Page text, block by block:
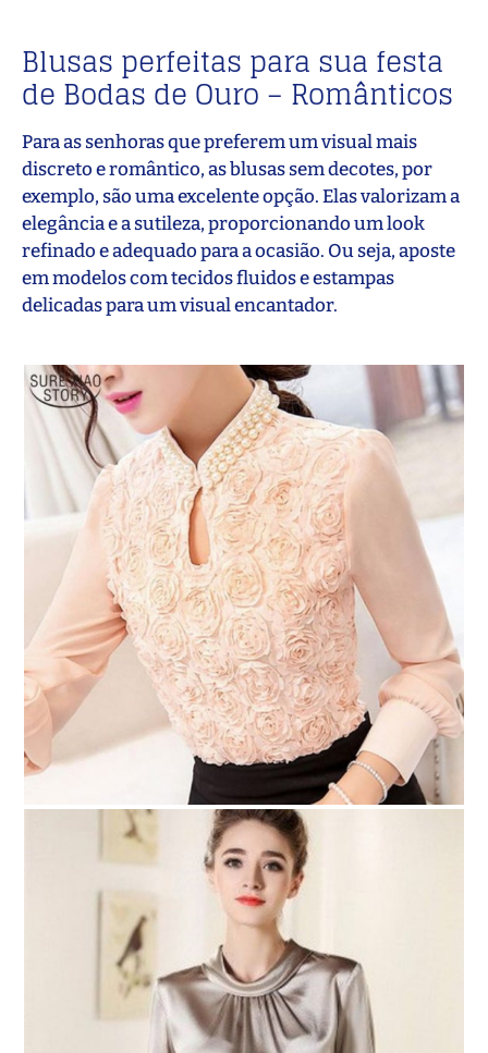
Blusas perfeitas para sua festa
de Bodas de Ouro – Românticos
Para as senhoras que preferem um visual mais
discreto e romântico, as blusas sem decotes, por
exemplo, são uma excelente opção. Elas valorizam a
elegância e a sutileza, proporcionando um look
refinado e adequado para a ocasião. Ou seja, aposte
em modelos com tecidos fluidos e estampas
delicadas para um visual encantador.